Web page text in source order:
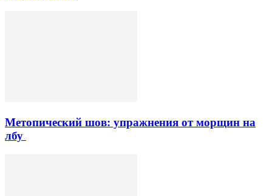
Метопический шов: упражнения от морщин на
лбу